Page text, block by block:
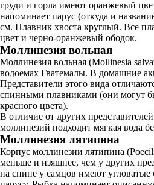
груди и горла имеют оранжевый
напоминает парус (откуда и
см. Плавник хвоста круглый. Все
цвет и черно-оранжевый ободок.
Моллинезия вольная
Моллинезия вольная (Mollinesia
водоемах Гватемалы. В домашние
Представители этого вида
спинными плавниками (они могут
красного цвета).
В отличие от других
моллинезий подходит мягкая вода
Моллинезия лятипина
Корпус моллинезии лятипина
меньше и изящнее, чем у других
на спине у самцов имеют угловатые